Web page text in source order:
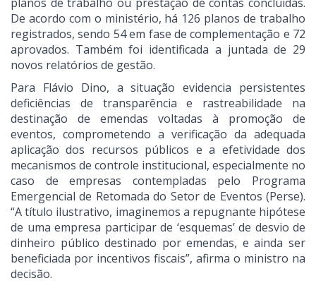
De acordo com o ministério, há 126 planos de trabalho
registrados, sendo 54 em fase de complementação e 72
aprovados. Também foi identificada a juntada de 29
novos relatórios de gestão.
Para Flávio Dino, a situação evidencia persistentes
deficiências de transparência e rastreabilidade na
destinação de emendas voltadas à promoção de
eventos, comprometendo a verificação da adequada
aplicação dos recursos públicos e a efetividade dos
mecanismos de controle institucional, especialmente no
caso de empresas contempladas pelo Programa
Emergencial de Retomada do Setor de Eventos (Perse).
“A título ilustrativo, imaginemos a repugnante hipótese
de uma empresa participar de ‘esquemas’ de desvio de
dinheiro público destinado por emendas, e ainda ser
beneficiada por incentivos fiscais”, afirma o ministro na
decisão.